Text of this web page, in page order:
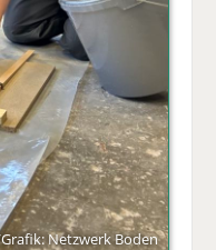
Netzwerk Boden